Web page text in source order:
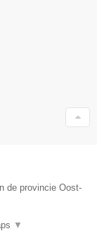
de provincie Oost-
▼